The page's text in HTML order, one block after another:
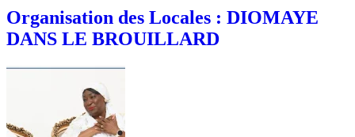
Organisation des Locales : DIOMAYE
DANS LE BROUILLARD